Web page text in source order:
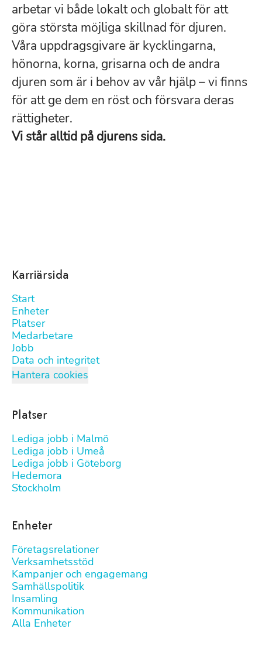
arbetar vi både lokalt och globalt för att
göra största möjliga skillnad för djuren.
Våra uppdragsgivare är kycklingarna,
hönorna, korna, grisarna och de andra
djuren som är i behov av vår hjälp – vi finns
för att ge dem en röst och försvara deras
rättigheter.
Vi står alltid på djurens sida.
Karriärsida
Start
Enheter
Platser
Medarbetare
Jobb
Data och integritet
Hantera cookies
Platser
Lediga jobb i Malmö
Lediga jobb i Umeå
Lediga jobb i Göteborg
Hedemora
Stockholm
Enheter
Företagsrelationer
Verksamhetsstöd
Kampanjer och engagemang
Samhällspolitik
Insamling
Kommunikation
Alla Enheter